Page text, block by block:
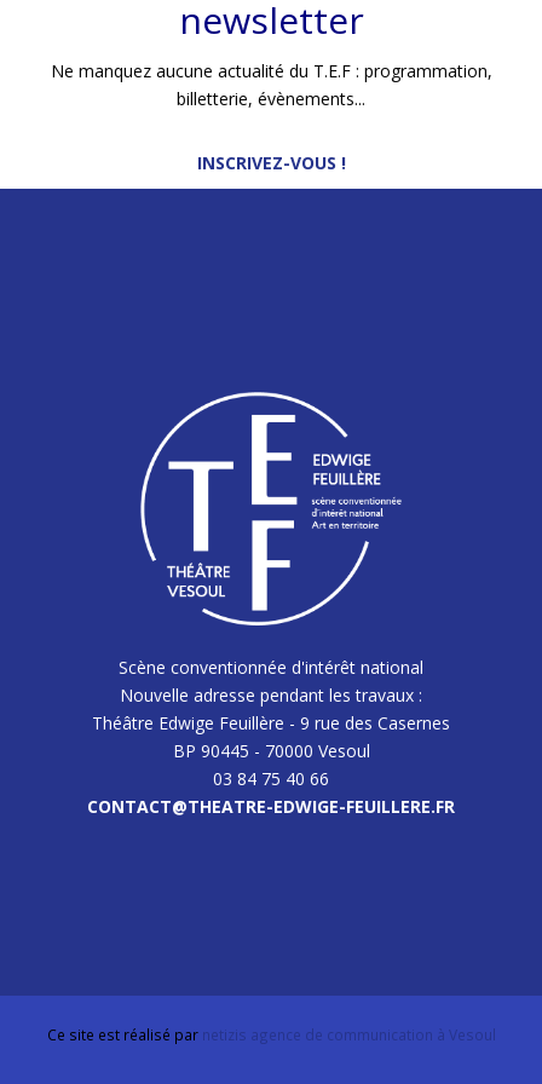
Sarah Jacquemot-Fiumani IPEINTURE TOILES
LUMIÈRESVincent Perhirin ICOSTUMESConstant Chiassai-Polin
newsletter
Ne manquez aucune actualité du T.E.F : programmation,
billetterie, évènements...
INSCRIVEZ-VOUS !
Scène conventionnée d'intérêt national
Nouvelle adresse pendant les travaux :
Théâtre Edwige Feuillère - 9 rue des Casernes
BP 90445 - 70000 Vesoul
03 84 75 40 66
CONTACT@THEATRE-EDWIGE-FEUILLERE.FR
Ce site est réalisé par netizis agence de communication à Vesoul